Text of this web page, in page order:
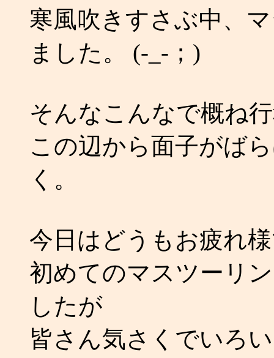
寒風吹きすさぶ中、
ました。 (-_-；)
そんなこんなで概ね
この辺から面子がば
く。
今日はどうもお疲れ
初めてのマスツーリ
したが
皆さん気さくでいろ